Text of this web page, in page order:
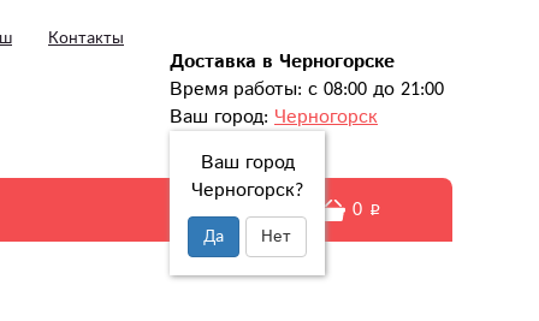
Контакты
Доставка в Черногорске
Время работы: с 08:00 до 21:00
Ваш город: Черногорск
Ваш город
Черногорск?
Да Нет
0